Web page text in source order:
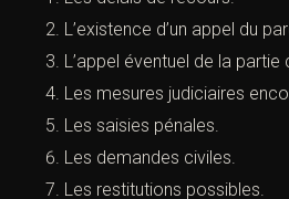
Les délais de recours.
L’existence d’un appel du
L’appel éventuel de la partie
Les mesures judiciaires
Les saisies pénales.
Les demandes civiles.